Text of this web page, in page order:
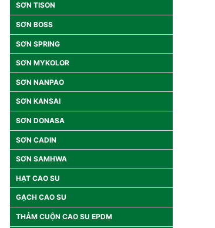
SƠN TISON
SƠN BOSS
SƠN SPRING
SƠN MYKOLOR
SƠN NANPAO
SƠN KANSAI
SƠN DONASA
SƠN CADIN
SƠN SAMHWA
HẠT CAO SU
GẠCH CAO SU
THẢM CUỘN CAO SU EPDM